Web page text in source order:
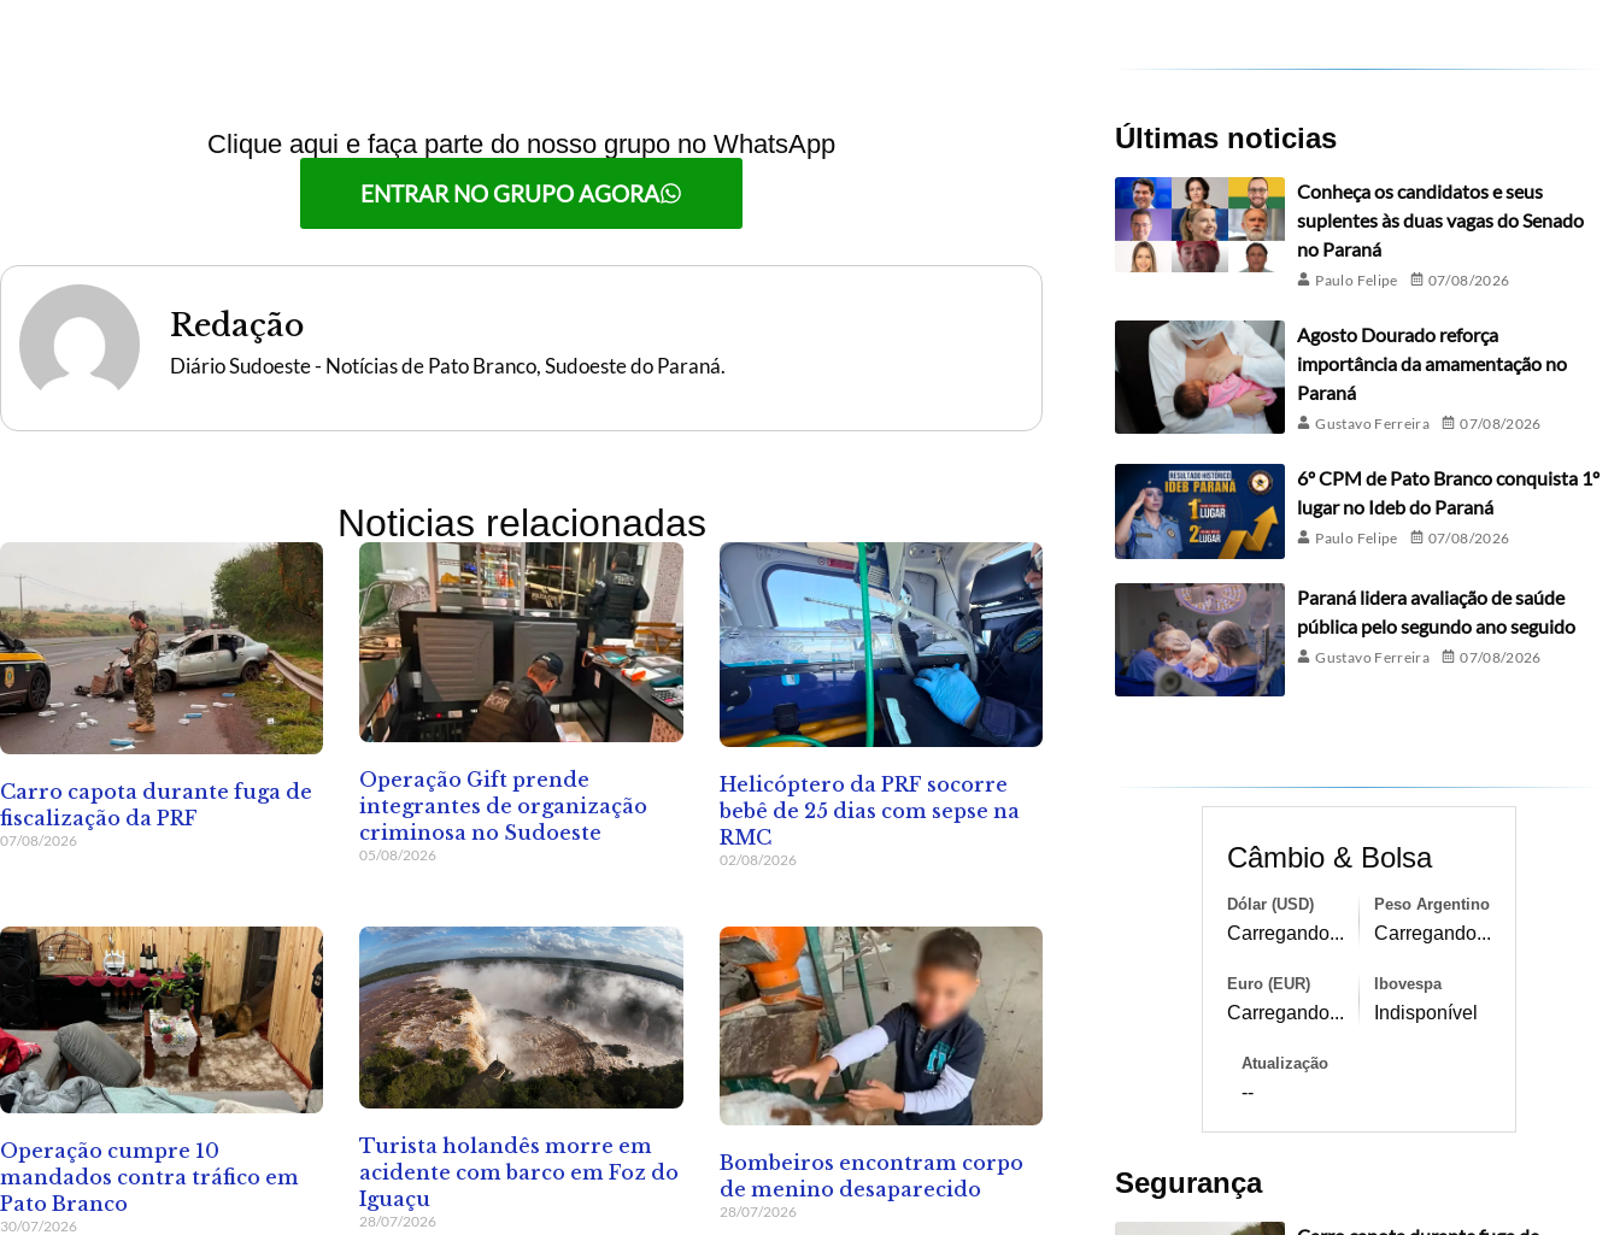
Clique aqui e faça parte do nosso grupo no WhatsApp
ENTRAR NO GRUPO AGORA
Redação
Diário Sudoeste - Notícias de Pato Branco, Sudoeste do Paraná.
Noticias relacionadas
Carro capota durante fuga de
fiscalização da PRF
07/08/2026
Operação Gift prende
integrantes de organização
criminosa no Sudoeste
05/08/2026
Helicóptero da PRF socorre
bebê de 25 dias com sepse na
RMC
02/08/2026
Operação cumpre 10
mandados contra tráfico em
Pato Branco
30/07/2026
Turista holandês morre em
acidente com barco em Foz do
Iguaçu
28/07/2026
Bombeiros encontram corpo
de menino desaparecido
28/07/2026
Últimas noticias
Conheça os candidatos e seus
suplentes às duas vagas do Senado
no Paraná
Paulo Felipe 07/08/2026
Agosto Dourado reforça
importância da amamentação no
Paraná
Gustavo Ferreira 07/08/2026
6º CPM de Pato Branco conquista 1º
lugar no Ideb do Paraná
Paulo Felipe 07/08/2026
Paraná lidera avaliação de saúde
pública pelo segundo ano seguido
Gustavo Ferreira 07/08/2026
Câmbio & Bolsa
Dólar (USD)
Carregando...
Peso Argentino
Carregando...
Euro (EUR)
Carregando...
Ibovespa
Indisponível
Atualização
--
Segurança